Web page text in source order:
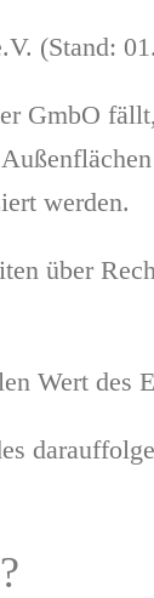
(Stand:
GmbO
werden.
über
Wert des